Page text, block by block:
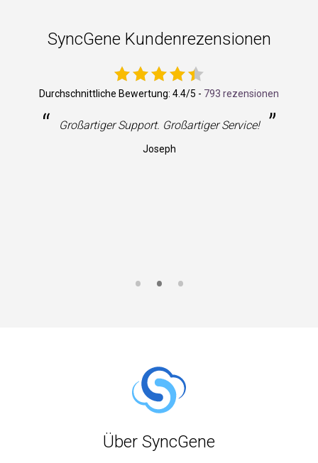
SyncGene Kundenrezensionen
Durchschnittliche Bewertung: 4.4/5 - 793 rezensionen
“ Großartiger Support. Großartiger Service! ”
Joseph
Über SyncGene